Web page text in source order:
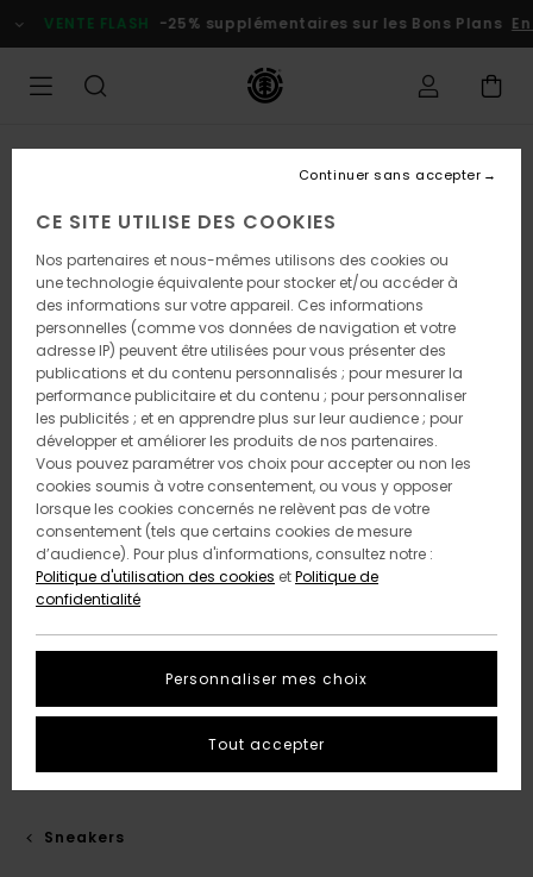
l'information
VENTE FLASH -25% supplémentaires sur les Bons Plans
Sneakers
CE SITE UTILISE DES COOKIES
Nos partenaires et nous-mêmes utilisons des cookies ou
une technologie équivalente pour stocker et/ou accéder à
des informations sur votre appareil. Ces informations
personnelles (comme vos données de navigation et votre
adresse IP) peuvent être utilisées pour vous présenter des
publications et du contenu personnalisés ; pour mesurer la
performance publicitaire et du contenu ; pour personnaliser
les publicités ; et en apprendre plus sur leur audience ; pour
développer et améliorer les produits de nos partenaires.
Vous pouvez paramétrer vos choix pour accepter ou non les
cookies soumis à votre consentement, ou vous y opposer
lorsque les cookies concernés ne relèvent pas de votre
consentement (tels que certains cookies de mesure
d’audience). Pour plus d'informations, consultez notre :
Politique d'utilisation des cookies etPolitique de
confidentialité
Personnaliser mes choix
Continuer sans accepter
Tout accepter